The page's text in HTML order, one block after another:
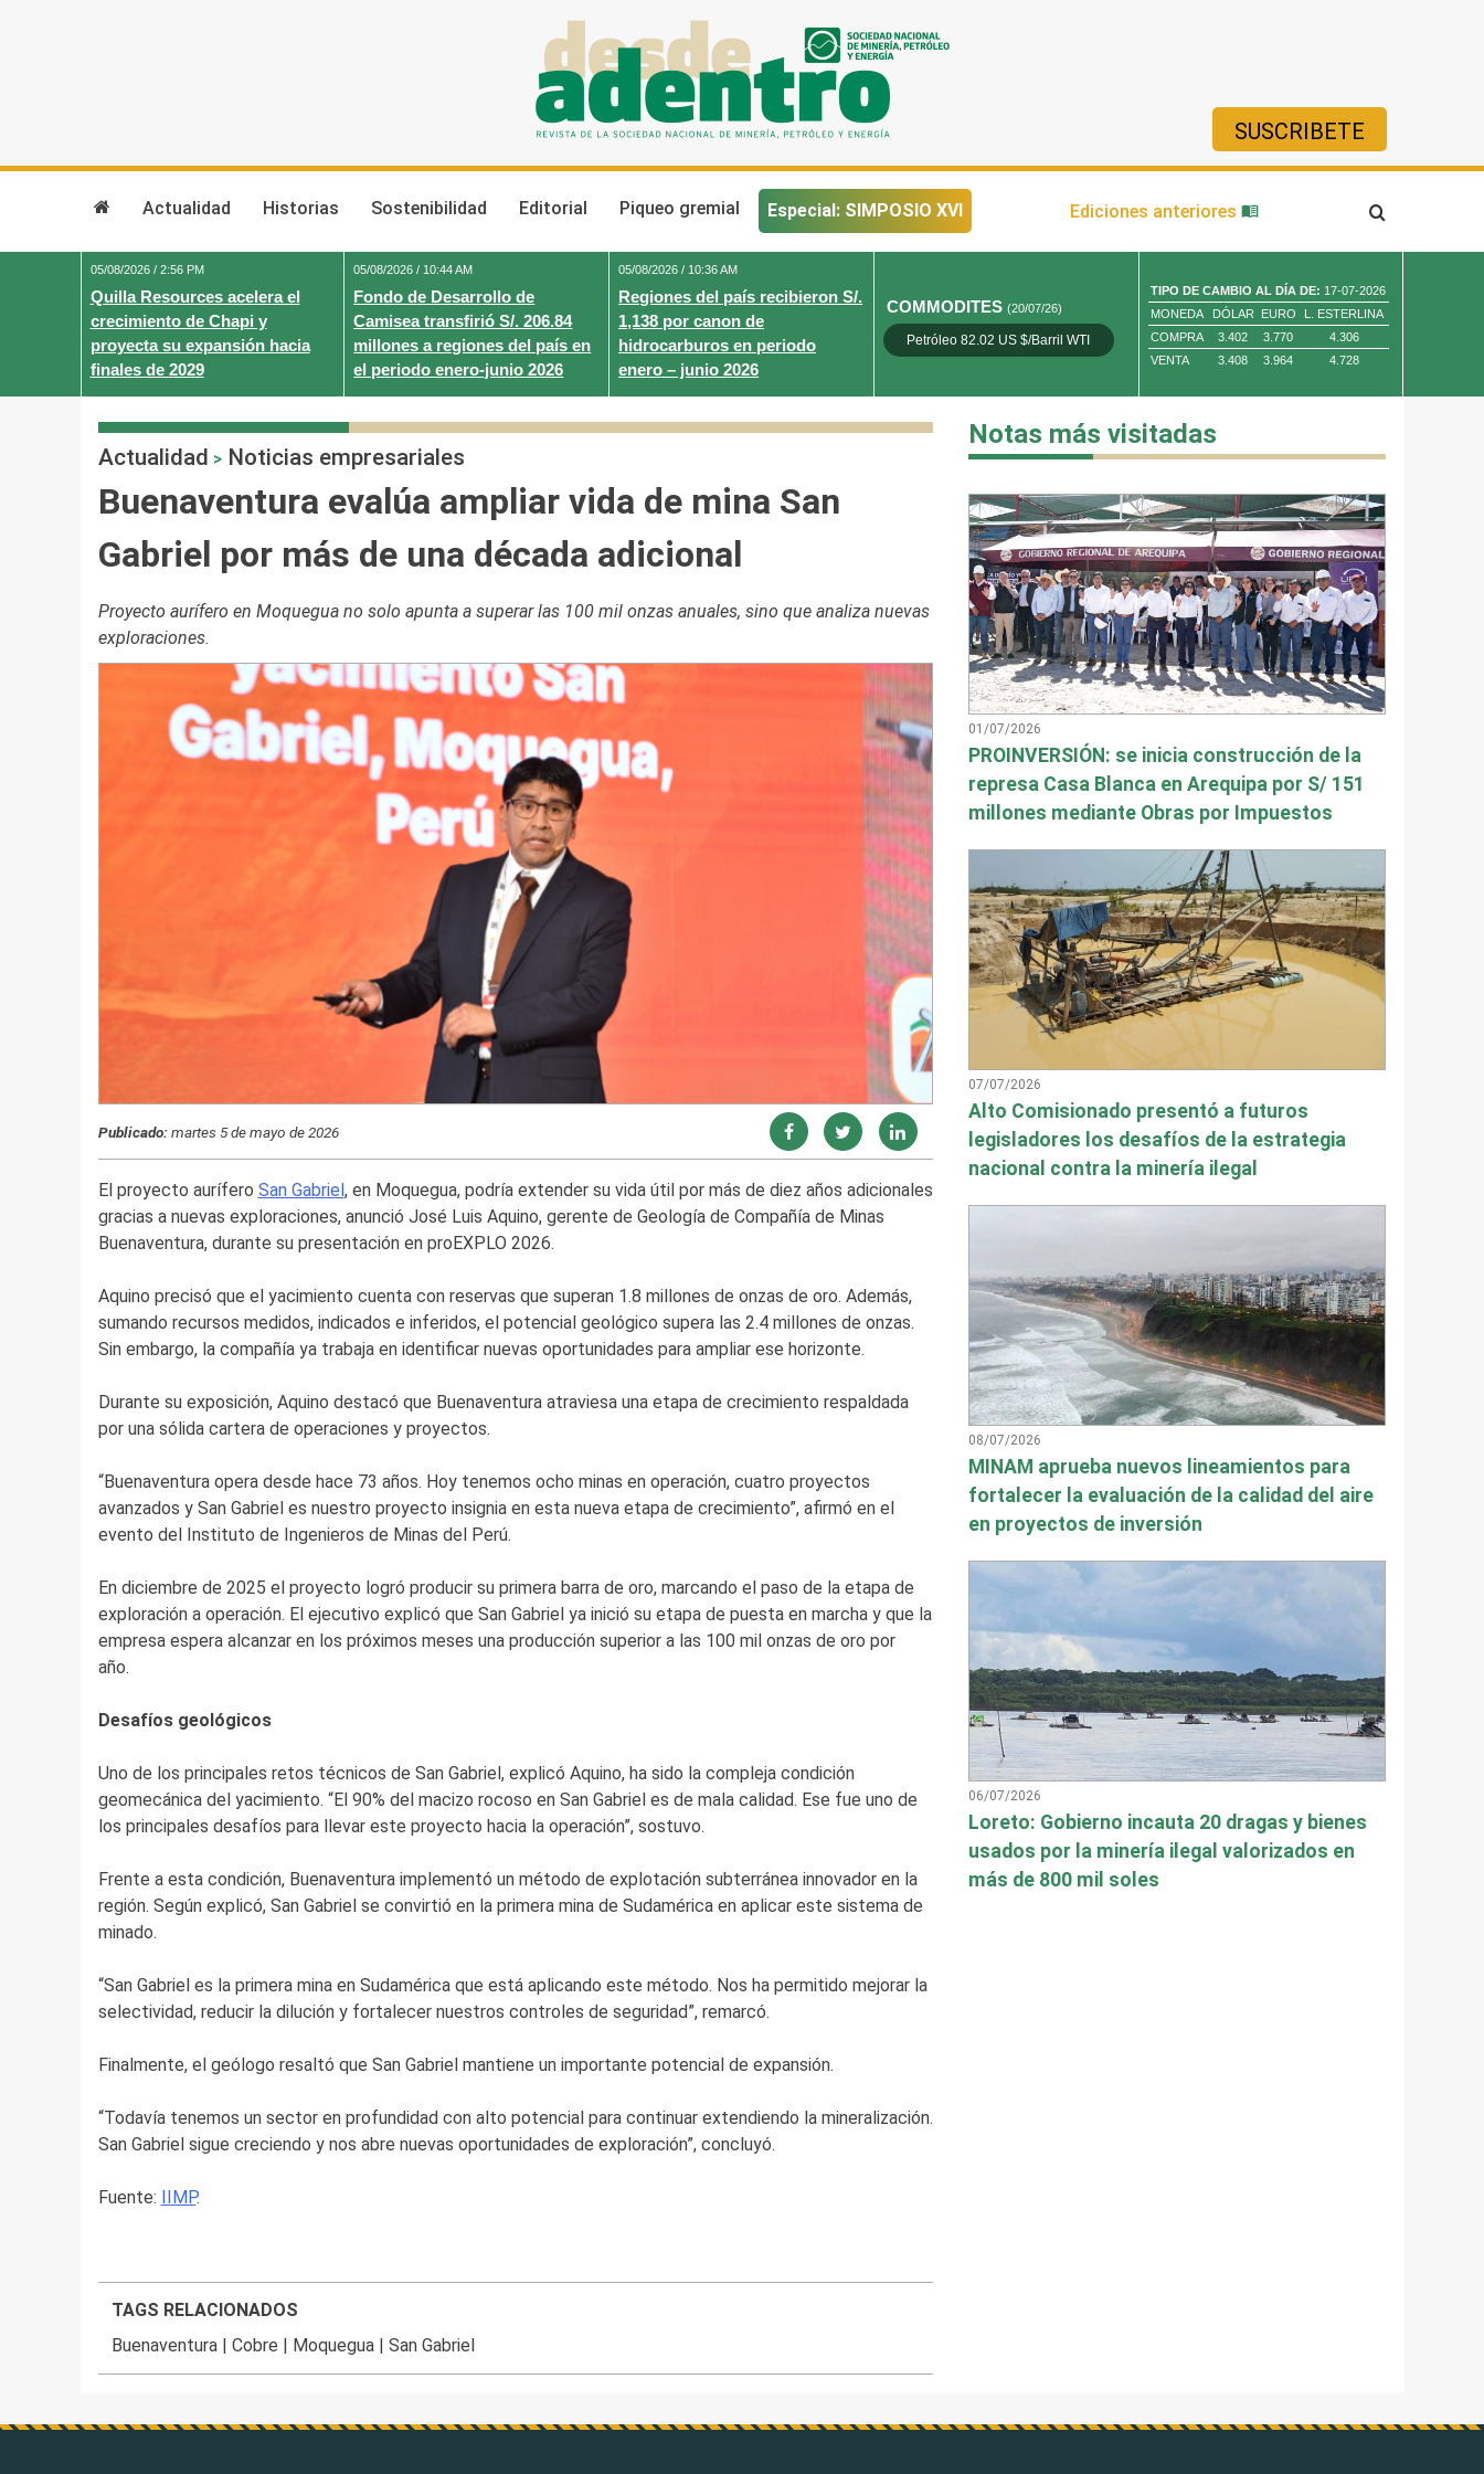
SUSCRIBETE
Actualidad Historias Sostenibilidad Editorial Piqueo gremial Especial: SIMPOSIO XVI Ediciones anteriores
05/08/2026 / 2:56 PM
Quilla Resources acelera el
crecimiento de Chapi y
proyecta su expansión hacia
finales de 2029
05/08/2026 / 10:44 AM
Fondo de Desarrollo de
Camisea transfirió S/. 206.84
millones a regiones del país en
el periodo enero-junio 2026
05/08/2026 / 10:36 AM
Regiones del país recibieron S/.
1,138 por canon de
hidrocarburos en periodo
enero – junio 2026
COMMODITES(20/07/26)
Petróleo 82.02 US $/Barril WTI Oro 4,010.80 US $/ Oz. Tr.
TIPO DE CAMBIO AL DÍA DE: 17-07-2026
MONEDA
DÓLAR EURO
L. ESTERLINA
COMPRA
3.402 3.770
4.306
VENTA
3.408 3.964 4.728
Actualidad > Noticias empresariales
Buenaventura evalúa ampliar vida de mina San
Gabriel por más de una década adicional
Proyecto aurífero en Moquegua no solo apunta a superar las 100 mil onzas anuales, sino que analiza nuevas
exploraciones.
Publicado:martes 5 de mayo de 2026
El proyecto aurífero San Gabriel , en Moquegua, podría extender su vida útil por más de diez años adicionales
gracias a nuevas exploraciones, anunció José Luis Aquino, gerente de Geología de Compañía de Minas
Buenaventura, durante su presentación en proEXPLO 2026.
Aquino precisó que el yacimiento cuenta con reservas que superan 1.8 millones de onzas de oro. Además,
sumando recursos medidos, indicados e inferidos, el potencial geológico supera las 2.4 millones de onzas.
Sin embargo, la compañía ya trabaja en identificar nuevas oportunidades para ampliar ese horizonte.
Durante su exposición, Aquino destacó que Buenaventura atraviesa una etapa de crecimiento respaldada
por una sólida cartera de operaciones y proyectos.
“Buenaventura opera desde hace 73 años. Hoy tenemos ocho minas en operación, cuatro proyectos
avanzados y San Gabriel es nuestro proyecto insignia en esta nueva etapa de crecimiento”, afirmó en el
evento del Instituto de Ingenieros de Minas del Perú.
En diciembre de 2025 el proyecto logró producir su primera barra de oro, marcando el paso de la etapa de
exploración a operación. El ejecutivo explicó que San Gabriel ya inició su etapa de puesta en marcha y que la
empresa espera alcanzar en los próximos meses una producción superior a las 100 mil onzas de oro por
año.
Desafíos geológicos
Uno de los principales retos técnicos de San Gabriel, explicó Aquino, ha sido la compleja condición
geomecánica del yacimiento. “El 90% del macizo rocoso en San Gabriel es de mala calidad. Ese fue uno de
los principales desafíos para llevar este proyecto hacia la operación”, sostuvo.
Frente a esta condición, Buenaventura implementó un método de explotación subterránea innovador en la
región. Según explicó, San Gabriel se convirtió en la primera mina de Sudamérica en aplicar este sistema de
minado.
“San Gabriel es la primera mina en Sudamérica que está aplicando este método. Nos ha permitido mejorar la
selectividad, reducir la dilución y fortalecer nuestros controles de seguridad”, remarcó.
Finalmente, el geólogo resaltó que San Gabriel mantiene un importante potencial de expansión.
“Todavía tenemos un sector en profundidad con alto potencial para continuar extendiendo la mineralización.
San Gabriel sigue creciendo y nos abre nuevas oportunidades de exploración”, concluyó.
Fuente: IIMP.
TAGS RELACIONADOS
Buenaventura |Cobre | Moquegua |San Gabriel
Notas más visitadas
01/07/2026
PROINVERSIÓN: se inicia construcción de la
represa Casa Blanca en Arequipa por S/ 151
millones mediante Obras por Impuestos
07/07/2026
Alto Comisionado presentó a futuros
legisladores los desafíos de la estrategia
nacional contra la minería ilegal
08/07/2026
MINAM aprueba nuevos lineamientos para
fortalecer la evaluación de la calidad del aire
en proyectos de inversión
06/07/2026
Loreto: Gobierno incauta 20 dragas y bienes
usados por la minería ilegal valorizados en
más de 800 mil soles